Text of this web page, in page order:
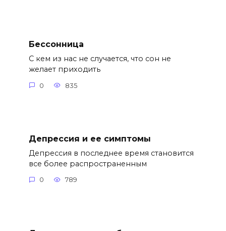
Бессонница
С кем из нас не случается, что сон не
желает приходить
0 835
Депрессия и ее симптомы
Депрессия в последнее время становится
все более распространенным
0 789